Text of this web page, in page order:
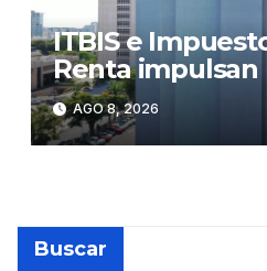
ITBIS e
Renta impulsan
recaudaciones
superan los
millones en julio
AGO 8, 2026
Buscar